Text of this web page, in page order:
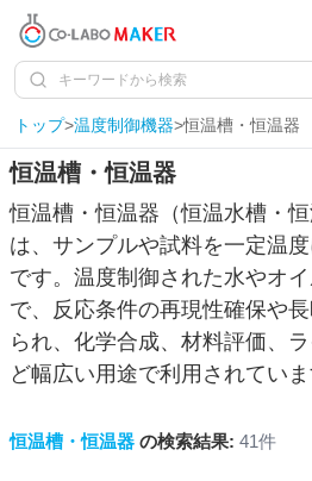
トップ>温度制御機器>恒温槽・恒温器
恒温槽・恒温器
恒温槽・恒温器（恒温水槽・恒
は、サンプルや試料を一定温
です。温度制御された水やオ
で、反応条件の再現性確保や
られ、化学合成、材料評価、
ど幅広い用途で利用されていま
恒温槽・恒温器 の検索結果: 41件